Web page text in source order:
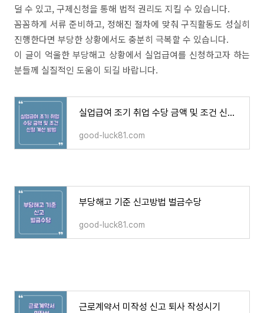
덜 수 있고, 구제신청을 통해 법적 권리도 지킬 수 있습니다.
꼼꼼하게 서류 준비하고, 정해진 절차에 맞춰 구직활동도 성실히
진행한다면 부당한 상황에서도 충분히 극복할 수 있습니다.
이 글이 억울한 부당해고 상황에서 실업급여를 신청하고자 하는
분들께 실질적인 도움이 되길 바랍니다.
실업급여 조기 취업 수당 금액 및 조건 신청 계산 방법
good-luck81.com
부당해고 기준 신고방법 벌금수당
good-luck81.com
근로계약서 미작성 신고 퇴사 작성시기